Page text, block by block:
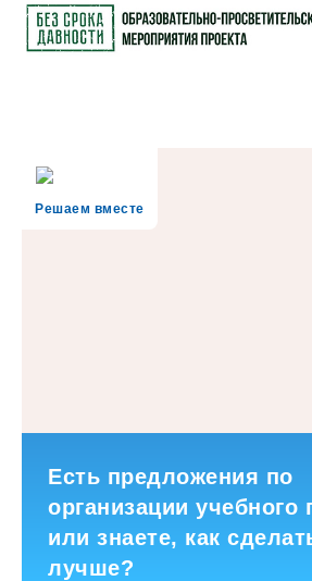
Решаем вместе
Есть предложения по
организации учебного
или знаете, как
лучше?